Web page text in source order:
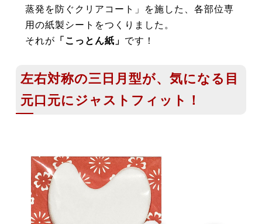
蒸発を防ぐクリアコート」を施した、各部位専
用の紙製シートをつくりました。
それが 「こっとん紙」 です！
左右対称の三日月型が、気になる目
元口元にジャストフィット！